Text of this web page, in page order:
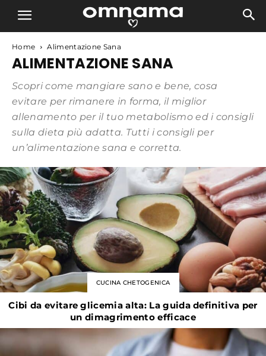
Home Alimentazione Sana
ALIMENTAZIONE SANA
Scopri come mangiare sano e bene, cosa
evitare per rimanere in forma, il miglior
allenamento per il tuo metabolismo ed i consigli
sulla dieta più adatta. Tutti i consigli per
un’alimentazione sana e corretta.
CUCINA CHETOGENICA
Cibi da evitare glicemia alta: La guida definitiva per
un dimagrimento efficace